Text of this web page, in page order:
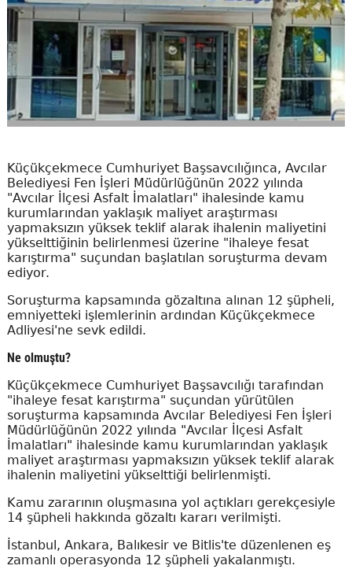
Küçükçekmece Cumhuriyet Başsavcılığınca, Avcılar
Belediyesi Fen İşleri Müdürlüğünün 2022 yılında
"Avcılar İlçesi Asfalt İmalatları" ihalesinde kamu
kurumlarından yaklaşık maliyet araştırması
yapmaksızın yüksek teklif alarak ihalenin maliyetini
yükselttiğinin belirlenmesi üzerine "ihaleye fesat
karıştırma" suçundan başlatılan soruşturma devam
ediyor.
Soruşturma kapsamında gözaltına alınan 12 şüpheli,
emniyetteki işlemlerinin ardından Küçükçekmece
Adliyesi'ne sevk edildi.
Ne olmuştu?
Küçükçekmece Cumhuriyet Başsavcılığı tarafından
"ihaleye fesat karıştırma" suçundan yürütülen
soruşturma kapsamında Avcılar Belediyesi Fen İşleri
Müdürlüğünün 2022 yılında "Avcılar İlçesi Asfalt
İmalatları" ihalesinde kamu kurumlarından yaklaşık
maliyet araştırması yapmaksızın yüksek teklif alarak
ihalenin maliyetini yükselttiği belirlenmişti.
Kamu zararının oluşmasına yol açtıkları gerekçesiyle
14 şüpheli hakkında gözaltı kararı verilmişti.
İstanbul, Ankara, Balıkesir ve Bitlis'te düzenlenen eş
zamanlı operasyonda 12 şüpheli yakalanmıştı.